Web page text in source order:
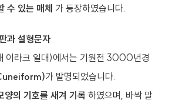
수 있는 매체 가 등장하였습니다.
과 설형문자
이라크 일대)에서는 기원전 3000년경
가 발명되었습니다.
양의 기호를 새겨 기록 하였으며, 바싹 말